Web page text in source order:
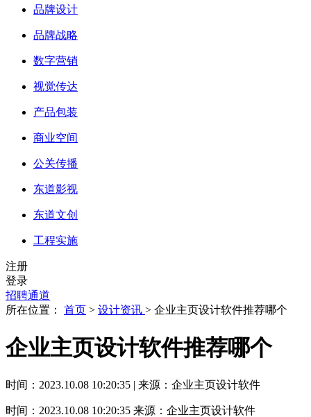
品牌设计
品牌战略
数字营销
视觉传达
产品包装
商业空间
公关传播
东道影视
东道文创
工程实施
注册
登录
招聘通道
所在位置： 首页 > 设计资讯 > 企业主页设计软件推荐哪个
企业主页设计软件推荐哪个
时间：2023.10.08 10:20:35 | 来源：企业主页设计软件
时间：2023.10.08 10:20:35 来源：企业主页设计软件